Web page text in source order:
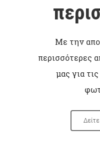
Με την
περισσότερες
μας για